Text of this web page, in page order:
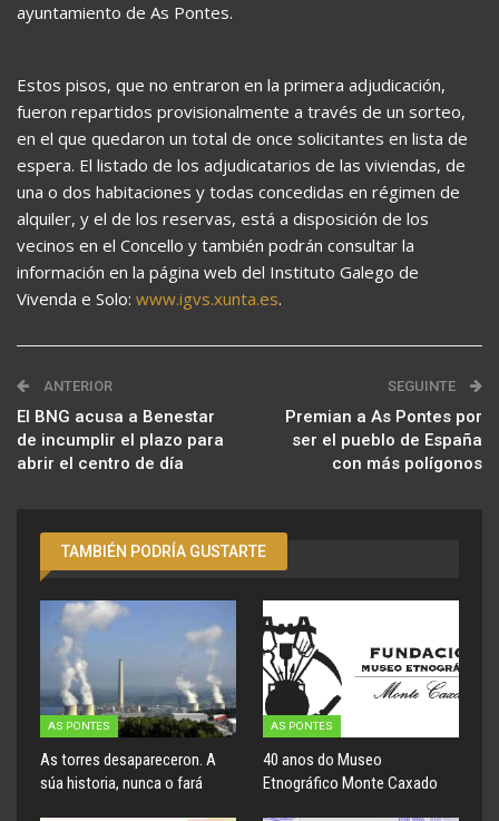
ayuntamiento de As Pontes.
Estos pisos, que no entraron en la primera adjudicación,
fueron repartidos provisionalmente a través de un sorteo,
en el que quedaron un total de once solicitantes en lista de
espera. El listado de los adjudicatarios de las viviendas, de
una o dos habitaciones y todas concedidas en régimen de
alquiler, y el de los reservas, está a disposición de los
vecinos en el Concello y también podrán consultar la
información en la página web del Instituto Galego de
Vivenda e Solo: www.igvs.xunta.es.
ANTERIOR
El BNG acusa a Benestar
de incumplir el plazo para
abrir el centro de día
SEGUINTE
Premian a As Pontes por
ser el pueblo de España
con más polígonos
TAMBIÉN PODRÍA GUSTARTE
AS PONTES
As torres desapareceron. A
súa historia, nunca o fará
AS PONTES
40 anos do Museo
Etnográfico Monte Caxado